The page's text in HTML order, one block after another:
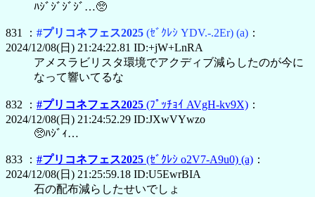
ﾊｼﾞｼﾞｼﾞｼﾞ…🥺
831 ： #プリコネフェス2025 (ｾﾞｸﾚｼ YDV.-.2Er) (a) ：
2024/12/08(日) 21:24:22.81 ID:+jW+LnRA
アメスラビリスタ環境でアクディブ減らしたのが今に
なって響いてるな
832 ： #プリコネフェス2025 (ﾌﾟｯﾁｮｲ AVgH-kv9X) ：
2024/12/08(日) 21:24:52.29 ID:JXwVYwzo
🥺ﾊｼﾞｨ…
833 ： #プリコネフェス2025 (ｾﾞｸﾚｼ o2V7-A9u0) (a) ：
2024/12/08(日) 21:25:59.18 ID:U5EwrBIA
石の配布減らしたせいでしょ